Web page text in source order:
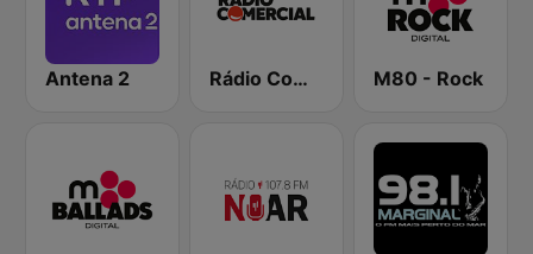
Antena 2 Rádio Comercial M80 - Rock